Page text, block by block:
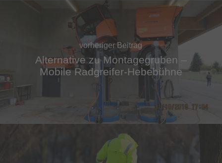
vorheriger Beitrag
Alternative zu Montagegruben –
Mobile Radgreifer-Hebebühne